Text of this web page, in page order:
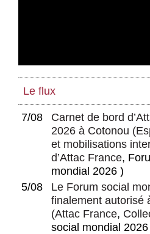
Le flux
7/08
Carnet de bord
2026 à Cotonou (
et mobilisations
d’Attac France,
mondial 2026 )
5/08
Le Forum social
finalement autorisé
(Attac France,
social mondial 2026